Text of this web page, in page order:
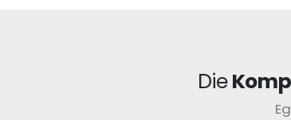
Die